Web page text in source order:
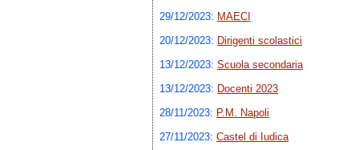
29/12/2023: MAECI
20/12/2023: Dirigenti scolastici
13/12/2023: Scuola secondaria
13/12/2023: Docenti 2023
28/11/2023: P.M. Napoli
27/11/2023: Castel di Iudica